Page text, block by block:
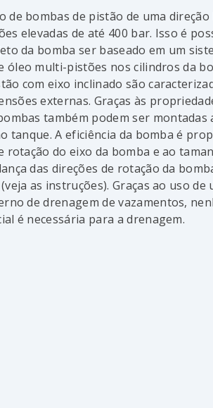
de bombas de pistão de uma direção
elevadas de até 400 bar. Isso é
da bomba ser baseado em um
óleo multi-pistões nos cilindros da
com eixo inclinado são
externas. Graças às
também podem ser montadas
tanque. A eficiência da bomba é
rotação do eixo da bomba e ao
das direções de rotação da
as instruções). Graças ao uso de
de drenagem de vazamentos,
é necessária para a drenagem.